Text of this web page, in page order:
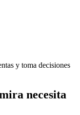
y toma decisiones
necesita